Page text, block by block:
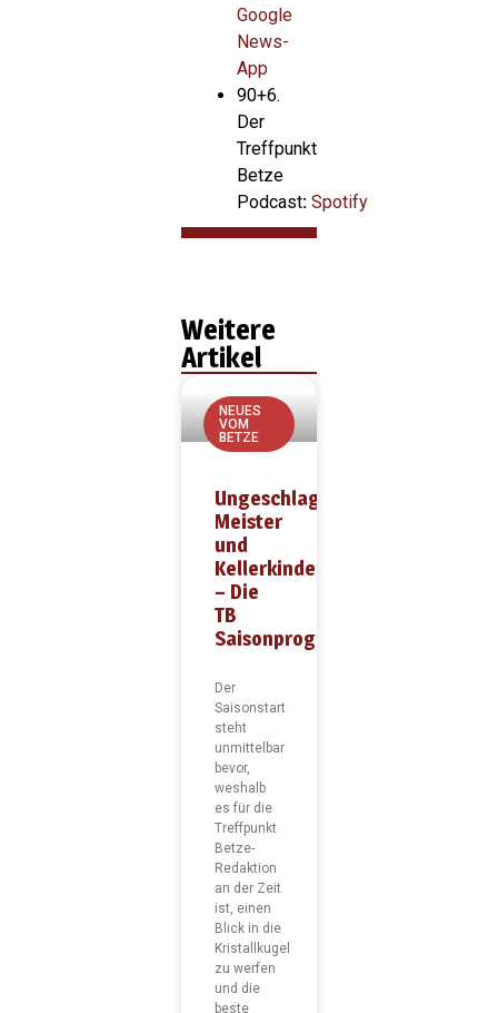
Google
News-
App
90+6.
Der
Treffpunkt
Betze
Podcast: Spotify
Weitere
Artikel
NEUES
VOM
BETZE
Ungeschlagene
Meister
und
Kellerkinder
– Die
TB
Saisonprognose
Der
Saisonstart
steht
unmittelbar
bevor,
weshalb
es für die
Treffpunkt
Betze-
Redaktion
an der Zeit
ist, einen
Blick in die
Kristallkugel
zu werfen
und die
beste